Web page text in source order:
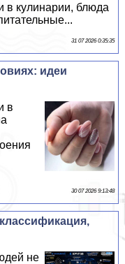
кулинарии, блюда
31 07 2026 0:35:35
идеи
в
30 07 2026 9:13:48
не